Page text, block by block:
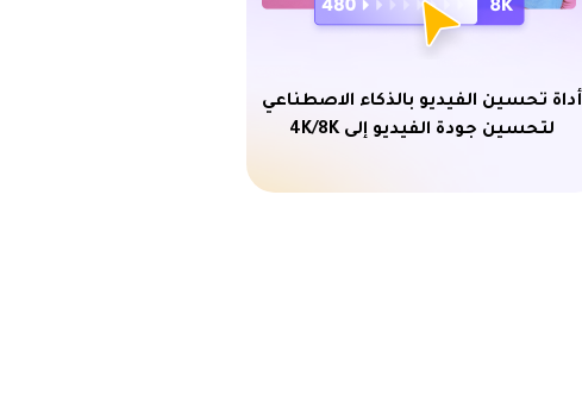
أداة تحسين الفيديو بالذكاء الاصطناعي
لتحسين جودة الفيديو إلى 4K/8K